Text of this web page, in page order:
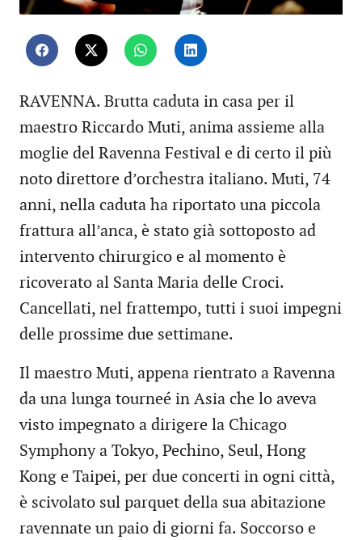
RAVENNA. Brutta caduta in casa per il
maestro Riccardo Muti, anima assieme alla
moglie del Ravenna Festival e di certo il più
noto direttore d’orchestra italiano. Muti, 74
anni, nella caduta ha riportato una piccola
frattura all’anca, è stato già sottoposto ad
intervento chirurgico e al momento è
ricoverato al Santa Maria delle Croci.
Cancellati, nel frattempo, tutti i suoi impegni
delle prossime due settimane.
Il maestro Muti, appena rientrato a Ravenna
da una lunga tourneé in Asia che lo aveva
visto impegnato a dirigere la Chicago
Symphony a Tokyo, Pechino, Seul, Hong
Kong e Taipei, per due concerti in ogni città,
è scivolato sul parquet della sua abitazione
ravennate un paio di giorni fa. Soccorso e